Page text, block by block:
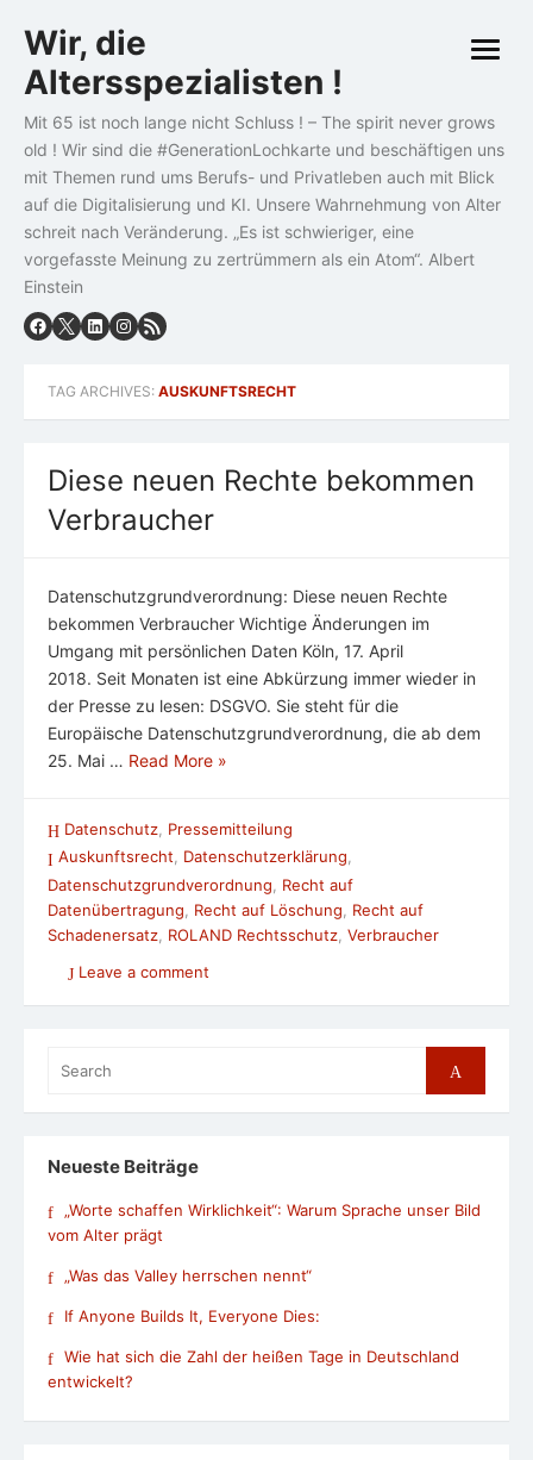
to
content
Wir, die
Altersspezialisten !
Mit 65 ist noch lange nicht Schluss ! – The spirit never grows
old ! Wir sind die #GenerationLochkarte und beschäftigen uns
mit Themen rund ums Berufs- und Privatleben auch mit Blick
auf die Digitalisierung und KI. Unsere Wahrnehmung von Alter
schreit nach Veränderung. „Es ist schwieriger, eine
vorgefasste Meinung zu zertrümmern als ein Atom“. Albert
Einstein
open
TAG ARCHIVES: AUSKUNFTSRECHT
Diese neuen Rechte bekommen
Verbraucher
Datenschutzgrundverordnung: Diese neuen Rechte
bekommen Verbraucher Wichtige Änderungen im
Umgang mit persönlichen Daten Köln, 17. April
2018. Seit Monaten ist eine Abkürzung immer wieder in
der Presse zu lesen: DSGVO. Sie steht für die
Europäische Datenschutzgrundverordnung, die ab dem
25. Mai … Read More »
Datenschutz Pressemitteilung
Auskunftsrecht, Datenschutzerklärung,
Datenschutzgrundverordnung
Recht auf
Datenübertragung
Recht auf Löschung
Recht auf
Schadenersatz ROLAND Rechtsschutz Verbraucher
Leave a comment
for:
Search
Neueste Beiträge
„Worte schaffen Wirklichkeit“: Warum Sprache unser Bild
vom Alter prägt
„Was das Valley herrschen nennt“
If Anyone Builds It, Everyone Dies:
Wie hat sich die Zahl der heißen Tage in Deutschland
entwickelt?